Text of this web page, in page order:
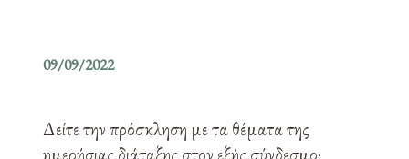
09/09/2022
Δείτε την πρόσκληση με τα θέματα της